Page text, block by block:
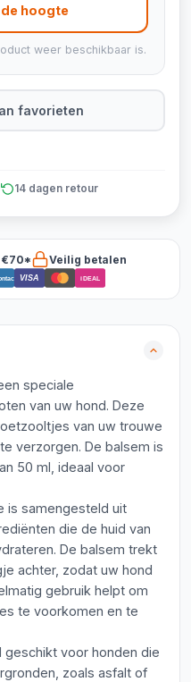
de hoogte
weer beschikbaar is.
favorieten
14 dagen retour
€70*
Veilig betalen
VISA iDEAL
speciale
van uw hond. Deze
van uw trouwe
verzorgen. De balsem is
50 ml, ideaal voor
is samengesteld uit
die de huid van
De balsem trekt
achter, zodat uw hond
gebruik helpt om
te voorkomen en te
voor honden die
zoals asfalt of